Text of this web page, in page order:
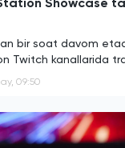
bir soat davom
Twitch kanallarida
09:50